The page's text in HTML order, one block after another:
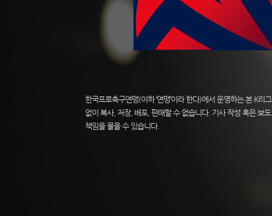
한국프로축구연맹(이하 ‘연맹’이라 한다)에서 운영하는 본 K
없이 복사, 저장, 배포, 판매할 수 없습니다. 기사 작성 혹은 보
책임을 물을 수 있습니다.